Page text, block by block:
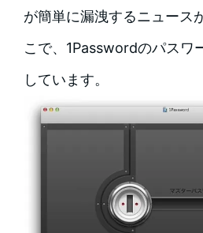
が簡単に漏洩するニュース
こで、1Passwordのパスワ
しています。